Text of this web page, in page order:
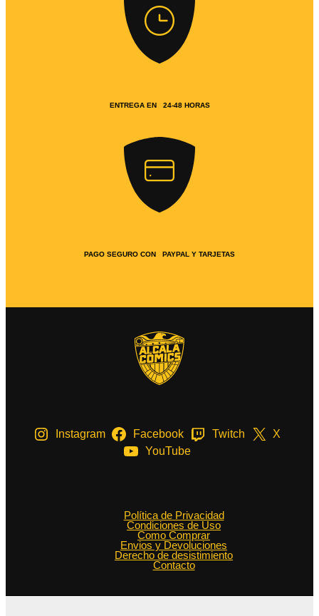
ENTREGA EN 24-48 HORAS
PAGO SEGURO CON PAYPAL Y TARJETAS
Instagram Facebook Twitch
X
YouTube
Política de Privacidad
Condiciones de Uso
Como Comprar
Envios y Devoluciones
Derecho de desistimiento
Contacto